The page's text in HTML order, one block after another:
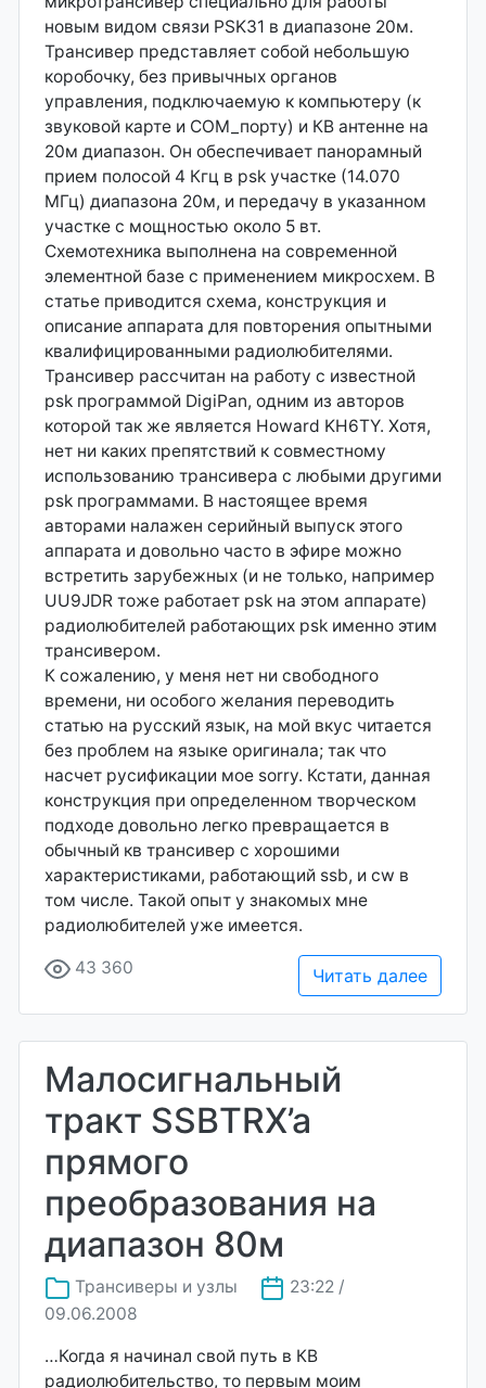
новым видом связи PSK31 в диапазоне 20м.
Трансивер представляет собой небольшую
коробочку, без привычных органов
управления, подключаемую к компьютеру (к
звуковой карте и СОМ_порту) и КВ антенне на
20м диапазон. Он обеспечивает панорамный
прием полосой 4 Кгц в psk участке (14.070
МГц) диапазона 20м, и передачу в указанном
участке с мощностью около 5 вт.
Схемотехника выполнена на современной
элементной базе с применением микросхем. В
статье приводится схема, конструкция и
описание аппарата для повторения опытными
квалифицированными радиолюбителями.
Трансивер рассчитан на работу с известной
psk программой DigiPan, одним из авторов
которой так же является Howard KH6TY. Хотя,
нет ни каких препятствий к совместному
использованию трансивера с любыми другими
psk программами. В настоящее время
авторами налажен серийный выпуск этого
аппарата и довольно часто в эфире можно
встретить зарубежных (и не только, например
UU9JDR тоже работает psk на этом аппарате)
радиолюбителей работающих psk именно этим
трансивером.
К сожалению, у меня нет ни свободного
времени, ни особого желания переводить
статью на русский язык, на мой вкус читается
без проблем на языке оригинала; так что
насчет русификации мое sorry. Кстати, данная
конструкция при определенном творческом
подходе довольно легко превращается в
обычный кв трансивер c хорошими
характеристиками, работающий ssb, и cw в
том числе. Такой опыт у знакомых мне
радиолюбителей уже имеется.
43 360 Читать далее
Малосигнальный
тракт SSBTRX’a
прямого
преобразования на
диапазон 80м
Трансиверы и узлы
23:22 /
09.06.2008
…Когда я начинал свой путь в КВ
радиолюбительство, то первым моим